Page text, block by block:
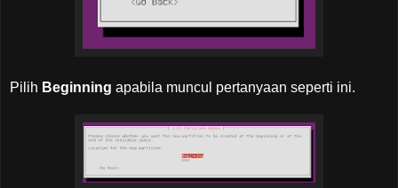
Pilih Beginning apabila muncul pertanyaan seperti ini.